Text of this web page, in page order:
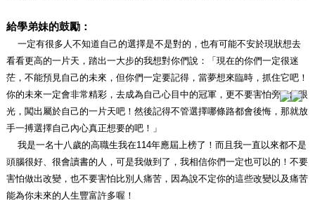
給學弟妹的鼓勵：
一定有很多人不知道自己的選擇是不是對的，也有可能不安於現狀想去
看看更高的一片天，踏出一大步的我想對你們說：「現在的你們一定很迷
茫，不能預見自己的未來，但你們一定要記得，當夢想來臨時，抓住它吧！
你的未來一定會非常精彩，去成為自己心目中的冠軍，更不要害怕旁人的眼
光，闖出屬於自己的一片天吧！然後記得不管選擇哪條路都會後悔，那就放
手一搏選擇自己內心真正想要的吧！」
我是一名十八歲的高職生我在114年應屆上榜了！而且我一直以來都不是
頭腦很好、很會讀書的人，可是我做到了，我相信你們一定也可以的！不要
害怕做出改變，也不要害怕比別人痛苦，因為說不定你的這些改變以及痛苦
能為你未來的人生豐富許多喔！